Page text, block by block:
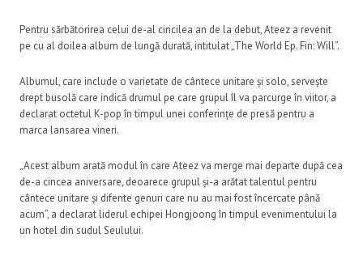
Pentru sărbătorirea celui de-al cincilea an de la debut, Ateez a revenit
pe cu al doilea album de lungă durată, intitulat „The World Ep. Fin: Will”.
Albumul, care include o varietate de cântece unitare și solo, servește
drept busolă care indică drumul pe care grupul îl va parcurge în viitor, a
declarat octetul K-pop în timpul unei conferințe de presă pentru a
marca lansarea vineri.
„Acest album arată modul în care Ateez va merge mai departe după cea
de-a cincea aniversare, deoarece grupul și-a arătat talentul pentru
cântece unitare și diferite genuri care nu au mai fost încercate până
acum”, a declarat liderul echipei Hongjoong în timpul evenimentului la
un hotel din sudul Seulului.